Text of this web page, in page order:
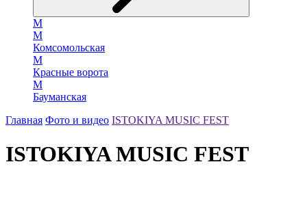
М
М
Комсомольская
М
Красные ворота
М
Бауманская
Главная Фото и видео ISTOKIYA MUSIC FEST
ISTOKIYA MUSIC FEST